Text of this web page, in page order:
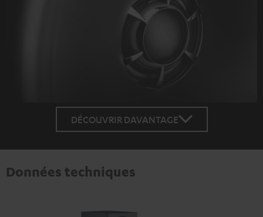
DÉCOUVRIR DAVANTAGE
Données techniques